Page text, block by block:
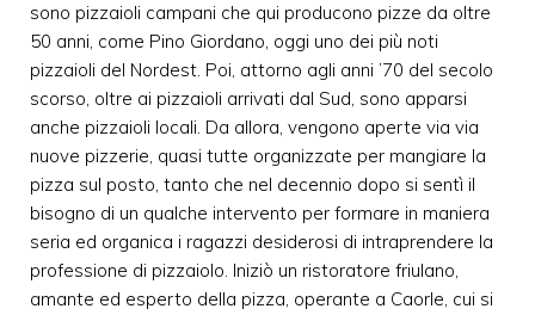
sono pizzaioli campani che qui producono pizze da oltre
50 anni, come Pino Giordano, oggi uno dei più noti
pizzaioli del Nordest. Poi, attorno agli anni ’70 del secolo
scorso, oltre ai pizzaioli arrivati dal Sud, sono apparsi
anche pizzaioli locali. Da allora, vengono aperte via via
nuove pizzerie, quasi tutte organizzate per mangiare la
pizza sul posto, tanto che nel decennio dopo si sentì il
bisogno di un qualche intervento per formare in maniera
seria ed organica i ragazzi desiderosi di intraprendere la
professione di pizzaiolo. Iniziò un ristoratore friulano,
amante ed esperto della pizza, operante a Caorle, cui si